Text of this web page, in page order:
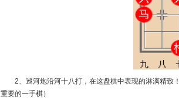
2、巡河炮沿河十八打，在这盘棋中表现的淋漓精致
重要的一手棋）